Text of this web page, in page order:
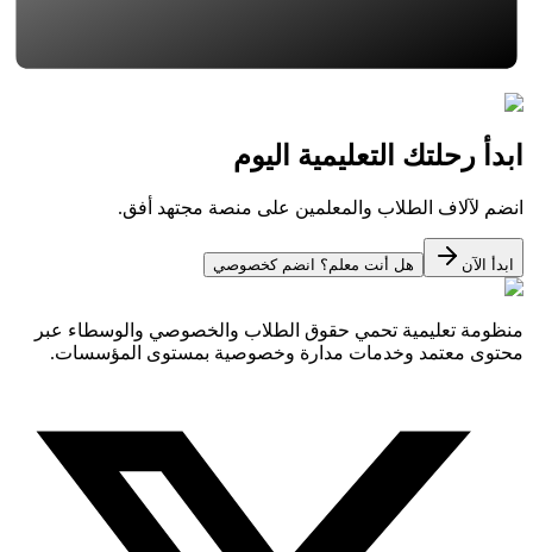
ابدأ رحلتك التعليمية اليوم
انضم لآلاف الطلاب والمعلمين على منصة مجتهد أفق.
ابدأ الآن هل أنت معلم؟ انضم كخصوصي
منظومة تعليمية تحمي حقوق الطلاب والخصوصي والوسطاء عبر
محتوى معتمد وخدمات مدارة وخصوصية بمستوى المؤسسات.